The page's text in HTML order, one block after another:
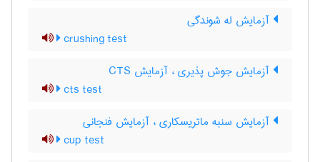
آزمایش له شوندگی
crushing test
آزمایش جوش پذیری ، آزمایش CTS
cts test
آزمایش سنبه ماتریسکاری ، آزمایش فنجانی
cup test